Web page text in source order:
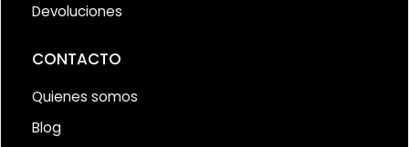
Devoluciones
CONTACTO
Quienes somos
Blog